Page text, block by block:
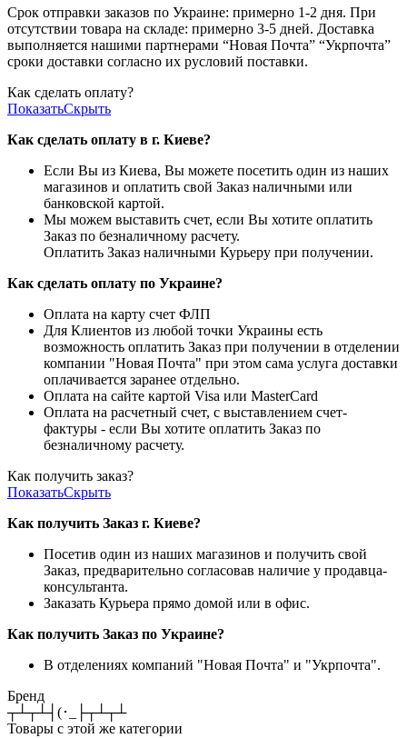
Срок отправки заказов по Украине: примерно 1-2 дня. При
отсутствии товара на складе: примерно 3-5 дней. Доставка
выполняется нашими партнерами “Новая Почта” “Укрпочта”
сроки доставки согласно их русловий поставки.
Как сделать оплату?
ПоказатьСкрыть
Как сделать оплату в г. Киеве?
Если Вы из Киева, Вы можете посетить один из наших
магазинов и оплатить свой Заказ наличными или
банковской картой.
Мы можем выставить счет, если Вы хотите оплатить
Заказ по безналичному расчету.
Оплатить Заказ наличными Курьеру при получении.
Как сделать оплату по Украине?
Оплата на карту счет ФЛП
Для Клиентов из любой точки Украины есть
возможность оплатить Заказ при получении в отделении
компании "Новая Почта" при этом сама услуга доставки
оплачивается заранее отдельно.
Оплата на сайте картой Visa или MasterCard
Оплата на расчетный счет, с выставлением счет-
фактуры - если Вы хотите оплатить Заказ по
безналичному расчету.
Как получить заказ?
ПоказатьСкрыть
Как получить Заказ г. Киеве?
Посетив один из наших магазинов и получить свой
Заказ, предварительно согласовав наличие у продавца-
консультанта.
Заказать Курьера прямо домой или в офис.
Как получить Заказ по Украине?
В отделениях компаний "Новая Почта" и "Укрпочта".
Бренд
┬┴┬┴┤(･_├┬┴┬┴
Товары с этой же категории